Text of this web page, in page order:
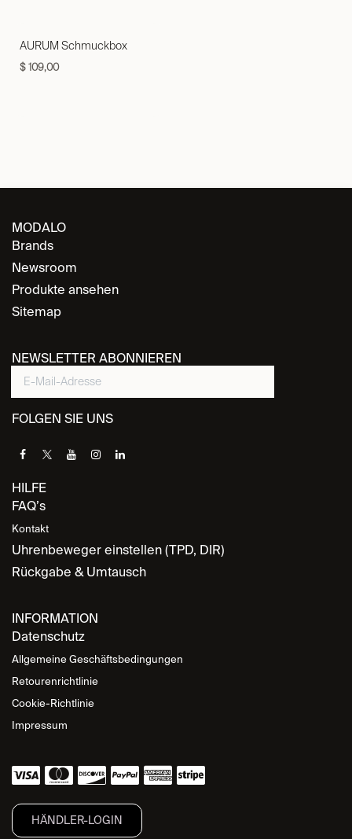
AURUM Schmuckbox
$109,00
MODALO
Brands
Newsroom
Produkte ansehen
Sitemap
NEWSLETTER ABONNIEREN
FOLGEN SIE UNS
HILFE
FAQ’s
Kontakt
Uhrenbeweger einstellen (TPD, DIR)
Rückgabe & Umtausch
INFORMATION
Datenschutz
Allgemeine Geschäftsbedingungen
Retourenrichtlinie
Cookie-Richtlinie
Impressum
HÄNDLER-LOGIN